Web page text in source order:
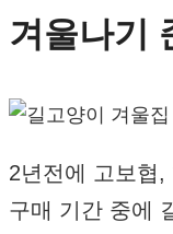
겨울나기
2년전에 고보협
구매 기간 중에